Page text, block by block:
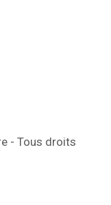
- Tous droits